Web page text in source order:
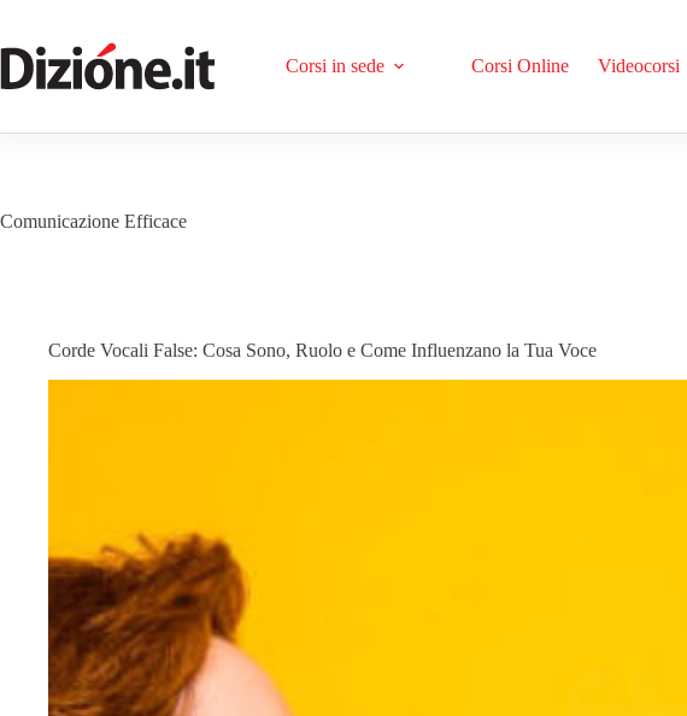
Corsi in sede Corsi Online Videocorsi
Comunicazione Efficace
Corde Vocali False: Cosa Sono, Ruolo e Come Influenzano la Tua Voce